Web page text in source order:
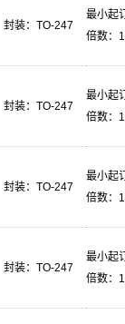
封装： TO-247
最小起
倍数：1
封装： TO-247
最小起
倍数：1
封装： TO-247
最小起
倍数：1
封装： TO-247
最小起
倍数：1